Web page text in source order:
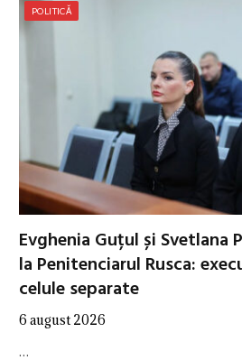
POLITICĂ
Evghenia Guțul și Svetlana
la Penitenciarul Rusca:
celule separate
6 august 2026
…